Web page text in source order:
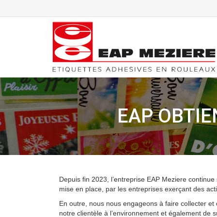
EAP
Depuis fin 2023, l’entreprise EAP Meziere
mise en place, par les entreprises exerçant des
En outre, nous nous engageons à faire collecter
notre clientèle à l’environnement et également de